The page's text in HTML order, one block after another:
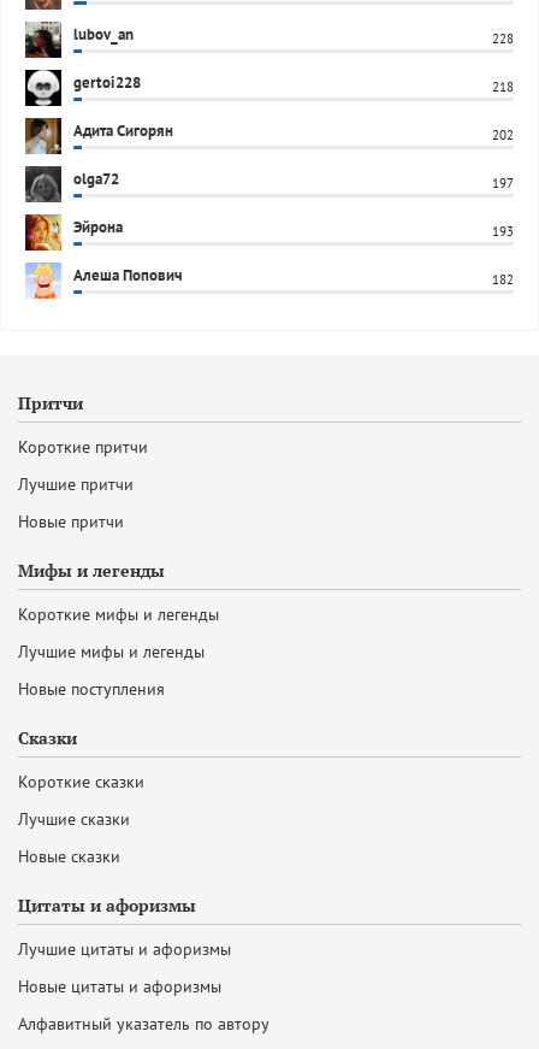
lubov_an 228
gertoi228 218
Адита Сигорян 202
olga72 197
Эйрона 193
Алеша Попович 182
Притчи
Короткие притчи
Лучшие притчи
Новые притчи
Мифы и легенды
Короткие мифы и легенды
Лучшие мифы и легенды
Новые поступления
Сказки
Короткие сказки
Лучшие сказки
Новые сказки
Цитаты и афоризмы
Лучшие цитаты и афоризмы
Новые цитаты и афоризмы
Алфавитный указатель по автору